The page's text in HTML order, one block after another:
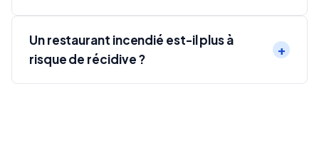
Un restaurant incendié est-il plus à
risque de récidive ?